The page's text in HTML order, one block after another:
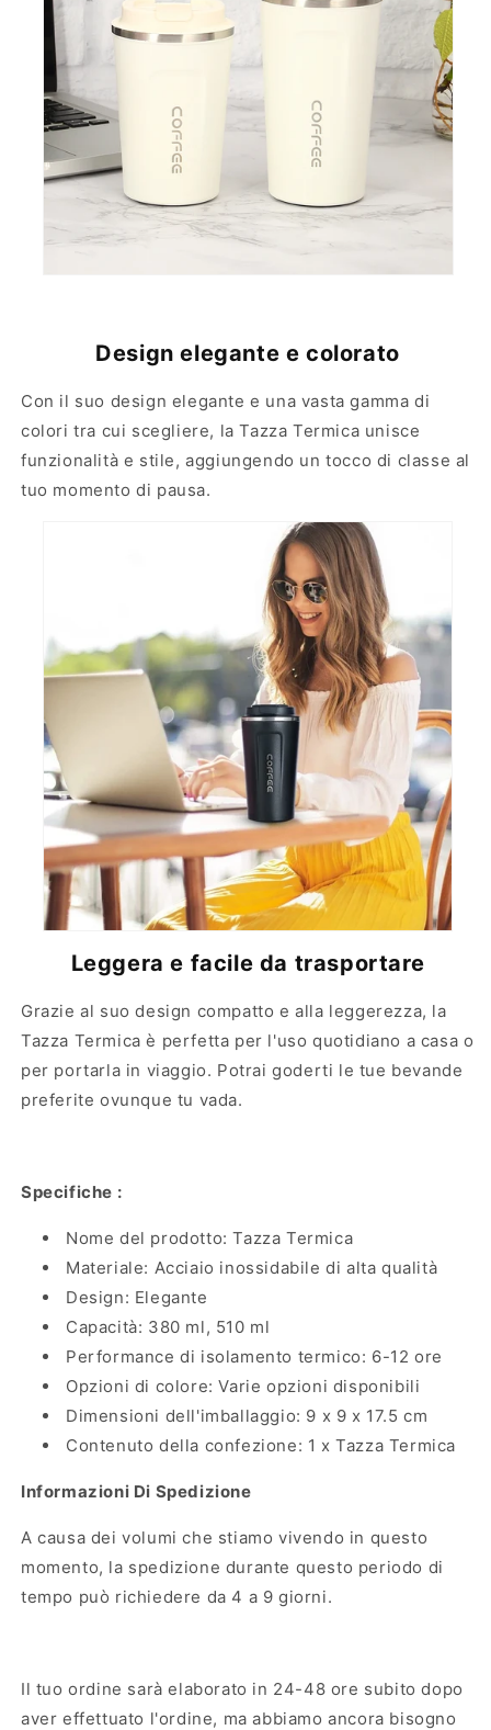
Design elegante e colorato
Con il suo design elegante e una vasta gamma di
colori tra cui scegliere, la Tazza Termica unisce
funzionalità e stile, aggiungendo un tocco di classe al
tuo momento di pausa.
Leggera e facile da trasportare
Grazie al suo design compatto e alla leggerezza, la
Tazza Termica è perfetta per l'uso quotidiano a casa o
per portarla in viaggio. Potrai goderti le tue bevande
preferite ovunque tu vada.
Specifiche :
Nome del prodotto: Tazza Termica
Materiale: Acciaio inossidabile di alta qualità
Design: Elegante
Capacità: 380 ml, 510 ml
Performance di isolamento termico: 6-12 ore
Opzioni di colore: Varie opzioni disponibili
Dimensioni dell'imballaggio: 9 x 9 x 17.5 cm
Contenuto della confezione: 1 x Tazza Termica
Informazioni Di Spedizione
A causa dei volumi che stiamo vivendo in questo
momento, la spedizione durante questo periodo di
tempo può richiedere da 4 a 9 giorni.
Il tuo ordine sarà elaborato in 24-48 ore subito dopo
aver effettuato l'ordine, ma abbiamo ancora bisogno